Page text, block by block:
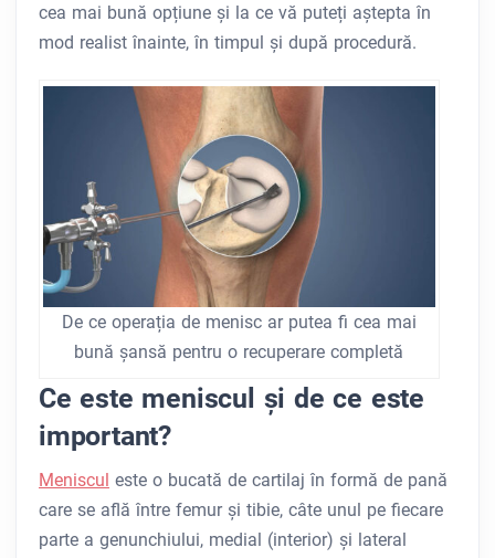
cea mai bună opțiune și la ce vă puteți aștepta în
mod realist înainte, în timpul și după procedură.
De ce operația de menisc ar putea fi cea mai
bună șansă pentru o recuperare completă
Ce este meniscul și de ce este
important?
Meniscul este o bucată de cartilaj în formă de pană
care se află între femur și tibie, câte unul pe fiecare
parte a genunchiului, medial (interior) și lateral